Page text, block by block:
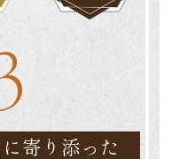
寄り添った